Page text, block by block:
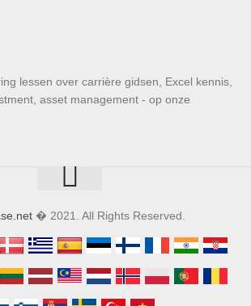
lessen over carrière gidsen, Excel kennis,
asset management - op onze
� 2021. All Rights Reserved.